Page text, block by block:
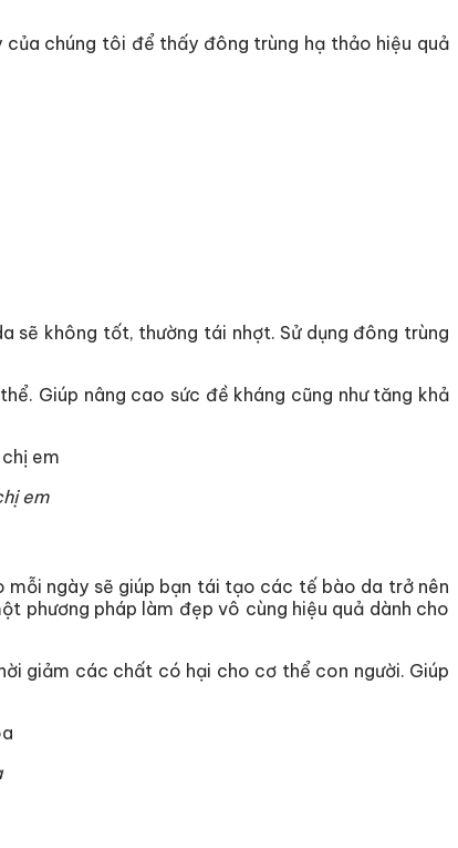
chúng tôi để thấy đông trùng hạ thảo hiệu quả
sẽ không tốt, thường tái nhợt. Sử dụng đông trùng
Giúp nâng cao sức đề kháng cũng như tăng khả
em
mỗi ngày sẽ giúp bạn tái tạo các tế bào da trở nên
phương pháp làm đẹp vô cùng hiệu quả dành cho
giảm các chất có hại cho cơ thể con người. Giúp